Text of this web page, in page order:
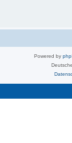
Powered by